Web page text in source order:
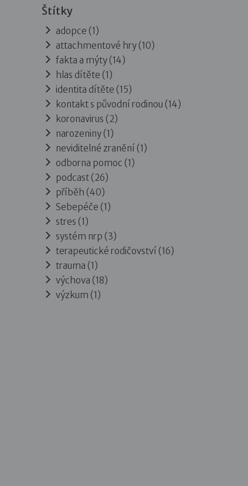
Štítky
adopce (1)
attachmentové hry (10)
fakta a mýty (14)
hlas dítěte (1)
identita dítěte (15)
kontakt s původní rodinou (14)
koronavirus (2)
narozeniny (1)
neviditelné zranění (1)
odborna pomoc (1)
podcast (26)
příběh (40)
Sebepéče (1)
stres (1)
systém nrp (3)
terapeutické rodičovství (16)
trauma (1)
výchova (18)
výzkum (1)